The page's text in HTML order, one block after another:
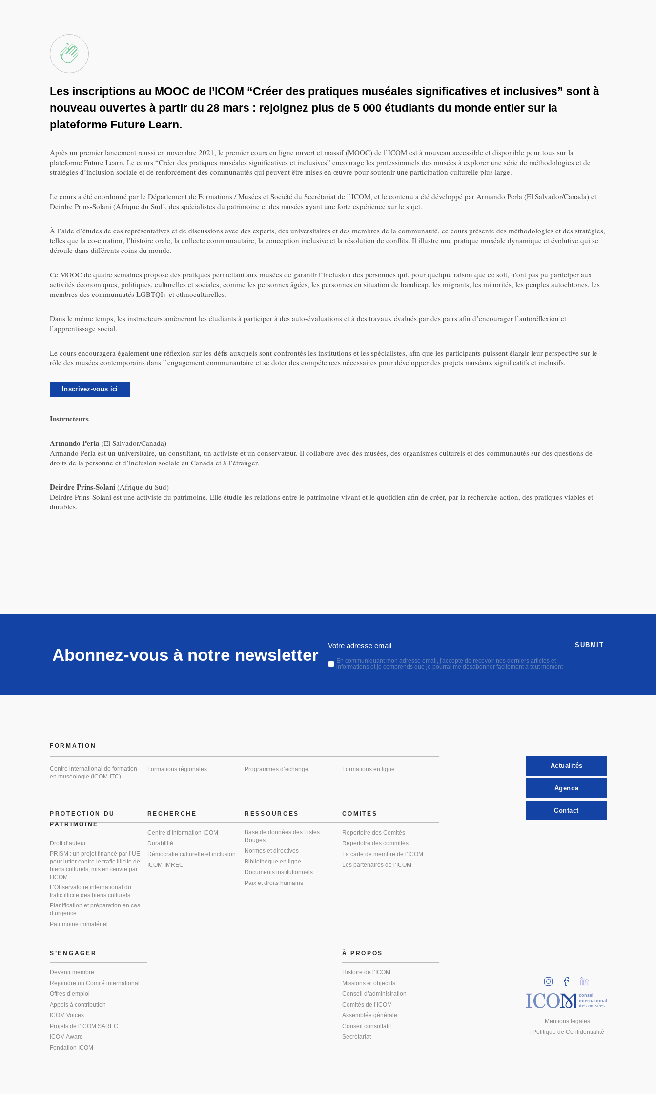
Les inscriptions au MOOC de l’ICOM “Créer des pratiques muséales significatives et inclusives” sont à
nouveau ouvertes à partir du 28 mars : rejoignez plus de 5 000 étudiants du monde entier sur la
plateforme Future Learn.
Après un premier lancement réussi en novembre 2021, le premier cours en ligne ouvert et massif (MOOC) de l’ICOM est à nouveau accessible et disponible pour tous sur la
plateforme Future Learn. Le cours “Créer des pratiques muséales significatives et inclusives” encourage les professionnels des musées à explorer une série de méthodologies et de
stratégies d’inclusion sociale et de renforcement des communautés qui peuvent être mises en œuvre pour soutenir une participation culturelle plus large.
Le cours a été coordonné par le Département de Formations / Musées et Société du Secrétariat de l’ICOM, et le contenu a été développé par Armando Perla (El Salvador/Canada) et
Deirdre Prins-Solani (Afrique du Sud), des spécialistes du patrimoine et des musées ayant une forte expérience sur le sujet.
À l’aide d’études de cas représentatives et de discussions avec des experts, des universitaires et des membres de la communauté, ce cours présente des méthodologies et des stratégies,
telles que la co-curation, l’histoire orale, la collecte communautaire, la conception inclusive et la résolution de conflits. Il illustre une pratique muséale dynamique et évolutive qui se
déroule dans différents coins du monde.
Ce MOOC de quatre semaines propose des pratiques permettant aux musées de garantir l’inclusion des personnes qui, pour quelque raison que ce soit, n’ont pas pu participer aux
activités économiques, politiques, culturelles et sociales, comme les personnes âgées, les personnes en situation de handicap, les migrants, les minorités, les peuples autochtones, les
membres des communautés LGBTQI+ et ethnoculturelles.
Dans le même temps, les instructeurs amèneront les étudiants à participer à des auto-évaluations et à des travaux évalués par des pairs afin d’encourager l’autoréflexion et
l’apprentissage social.
Le cours encouragera également une réflexion sur les défis auxquels sont confrontés les institutions et les spécialistes, afin que les participants puissent élargir leur perspective sur le
rôle des musées contemporains dans l’engagement communautaire et se doter des compétences nécessaires pour développer des projets muséaux significatifs et inclusifs.
Inscrivez-vous ici
Instructeurs
Armando Perla (El Salvador/Canada)
Armando Perla est un universitaire, un consultant, un activiste et un conservateur. Il collabore avec des musées, des organismes culturels et des communautés sur des questions de
droits de la personne et d’inclusion sociale au Canada et à l’étranger.
Deirdre Prins-Solani (Afrique du Sud)
Deirdre Prins-Solani est une activiste du patrimoine. Elle étudie les relations entre le patrimoine vivant et le quotidien afin de créer, par la recherche-action, des pratiques viables et
durables.
Abonnez-vous à notre newsletter
En communiquant mon adresse email, j'accepte de recevoir nos derniers articles et
informations et je comprends que je pourrai me désabonner facilement à tout moment
SUBMIT
PROTECTION DU
PATRIMOINE
Droit d’auteur
PRISM : un projet financé par l’UE
pour lutter contre le trafic illicite de
biens culturels, mis en œuvre par
l’ICOM
L’Observatoire international du
trafic illicite des biens culturels
Planification et préparation en cas
d’urgence
Patrimoine immatériel
FORMATION
Centre international de formation
en muséologie (ICOM-ITC)
Formations régionales Programmes d’échange Formations en ligne
RECHERCHE
Centre d’information ICOM
Durabilité
Démocratie culturelle et inclusion
ICOM-IMREC
RESSOURCES
Base de données des Listes
Rouges
Normes et directives
Bibliothèque en ligne
Documents institutionnels
Paix et droits humains
COMITÉS
Répertoire des Comités
Répertoire des commités
La carte de membre de l’ICOM
Les partenaires de l’ICOM
S’ENGAGER
Devenir membre
Rejoindre un Comité international
Offres d’emploi
Appels à contribution
ICOM Voices
Projets de l’ICOM SAREC
ICOM Award
Fondation ICOM
À PROPOS
Histoire de l’ICOM
Missions et objectifs
Conseil d’administration
Comités de l’ICOM
Assemblée générale
Conseil consultatif
Secrétariat
Actualités
Agenda
Contact
conseil
international
des musées
Mentions légales
Politique de Confidentialité